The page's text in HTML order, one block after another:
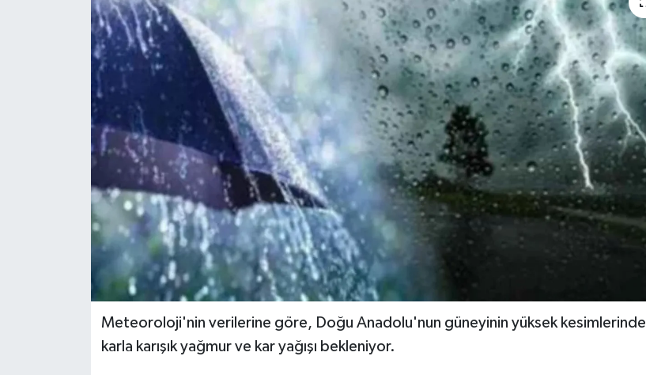
Meteoroloji'nin verilerine göre, Doğu Anadolu'nun güneyinin yüksek kesimlerinde
karla karışık yağmur ve kar yağışı bekleniyor.
RESMİ İLANLAR
SAĞLIK
SİYASET
SOLHAN